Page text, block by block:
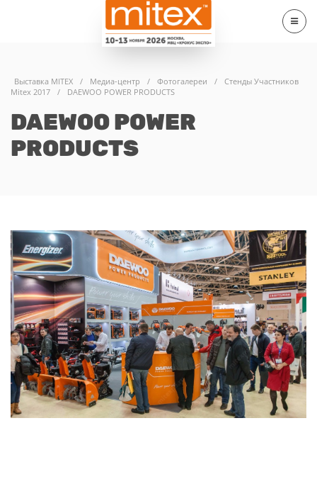
Выставка MITEX / Медиа-центр / Фотогалереи /
Стенды Участников
Mitex 2017
/ DAEWOO POWER PRODUCTS
DAEWOO POWER
PRODUCTS